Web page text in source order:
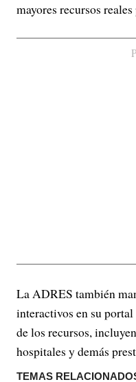
mayores recursos
La ADRES también
interactivos en su
de los recursos,
hospitales y demás
TEMAS